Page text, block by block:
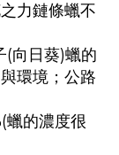
力鏈條蠟不
(向日葵)蠟的
環境；公路
蠟的濃度很